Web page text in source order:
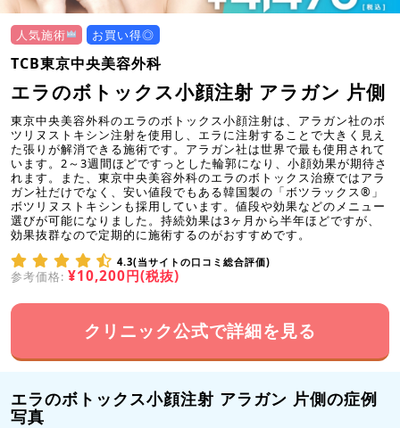
人気施術 お買い得◎
TCB東京中央美容外科
エラのボトックス小顔注射 アラガン 片側
東京中央美容外科のエラのボトックス小顔注射は、アラガン社のボ
ツリヌストキシン注射を使用し、エラに注射することで大きく見え
た張りが解消できる施術です。アラガン社は世界で最も使用されて
います。2～3週間ほどですっとした輪郭になり、小顔効果が期待さ
れます。また、東京中央美容外科のエラのボトックス治療ではアラ
ガン社だけでなく、安い値段でもある韓国製の「ボツラックス®」
ボツリヌストキシンも採用しています。値段や効果などのメニュー
選びが可能になりました。持続効果は3ヶ月から半年ほどですが、
効果抜群なので定期的に施術するのがおすすめです。
4.3(当サイトの口コミ総合評価)
参考価格: ¥10,200円(税抜)
クリニック公式で詳細を見る
エラのボトックス小顔注射 アラガン 片側の症例
写真